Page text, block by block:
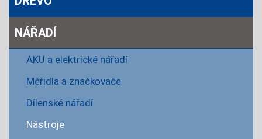
NÁŘADÍ
AKU a elektrické nářadí
Měřidla a značkovače
Dílenské nářadí
Nástroje